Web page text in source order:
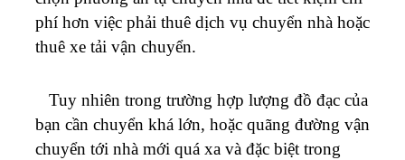
phí hơn việc phải thuê dịch vụ chuyển nhà hoặc
thuê xe tải vận chuyển.
Tuy nhiên trong trường hợp lượng đồ đạc của
bạn cần chuyển khá lớn, hoặc quãng đường vận
chuyển tới nhà mới quá xa và đặc biệt trong